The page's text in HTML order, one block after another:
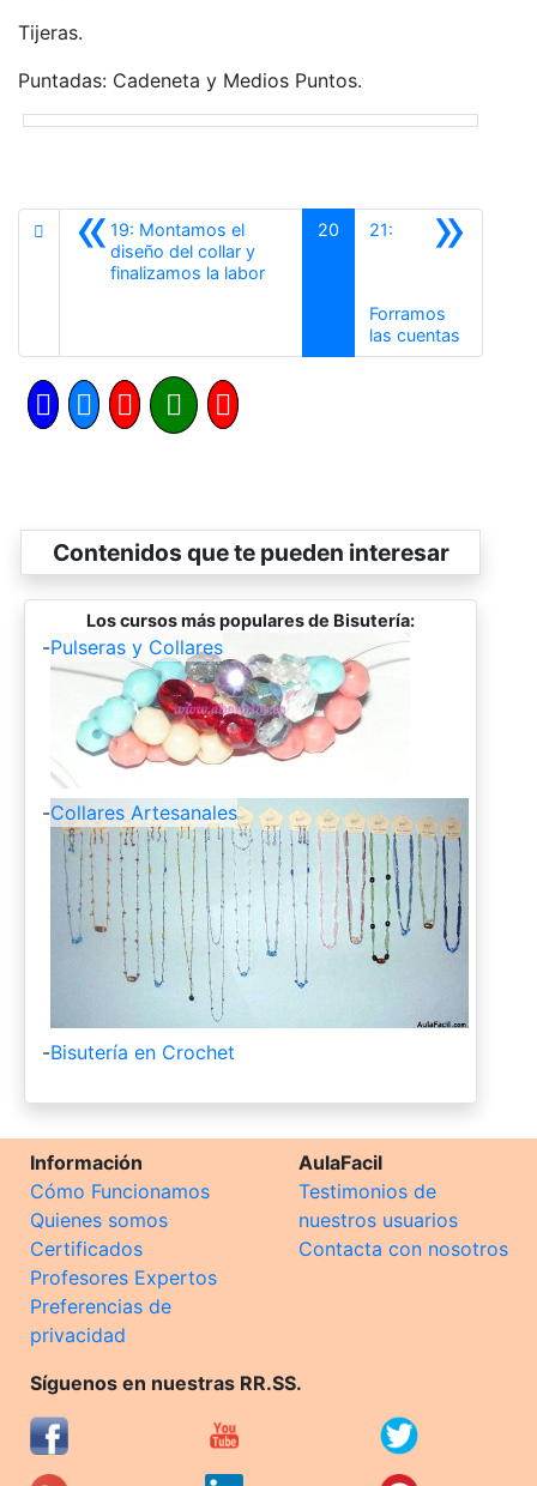
Tijeras.
Puntadas: Cadeneta y Medios Puntos.
«19: Montamos el
diseño del collar y
finalizamos la laborAnterior
20 »
21:
Forramos
las cuentas
Contenidos que te pueden interesar
Los cursos más populares de Bisutería:
-Pulseras y Collares
-Collares Artesanales
-Bisutería en Crochet
Información
Cómo Funcionamos
Quienes somos
Certificados
Profesores Expertos
Preferencias de
privacidad
AulaFacil
Testimonios de
nuestros usuarios
Contacta con nosotros
Síguenos en nuestras RR.SS.